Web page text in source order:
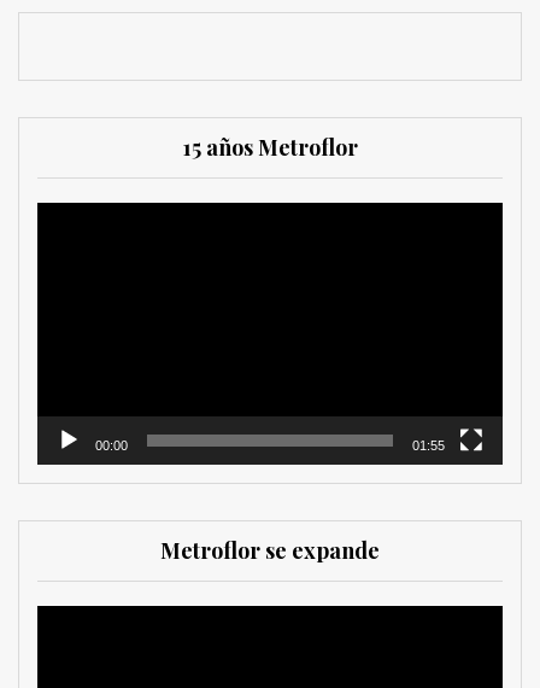
15 años Metroflor
00:00 01:55
Metroflor se expande